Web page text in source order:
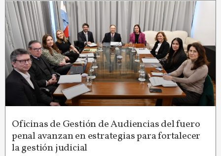
Oficinas de Gestión de Audiencias del fuero
penal avanzan en estrategias para fortalecer
la gestión judicial